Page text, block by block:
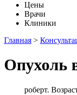
Цены
Врачи
Клиники
Главная >
Опухоль
роберт.